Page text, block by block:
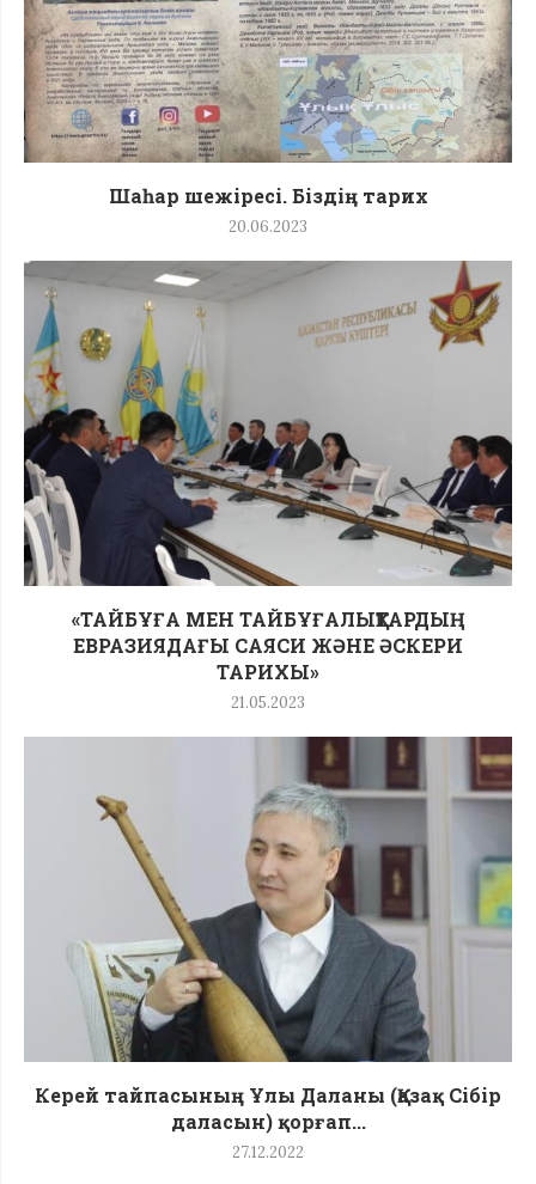
Шаһар шежіресі. Біздің тарих
20.06.2023
«ТАЙБҰҒА МЕН ТАЙБҰҒАЛЫҚТАРДЫҢ
ЕВРАЗИЯДАҒЫ САЯСИ ЖӘНЕ ӘСКЕРИ
ТАРИХЫ»
21.05.2023
Керей тайпасының Ұлы Даланы (Қазақ Сібір
даласын) қорғап...
27.12.2022